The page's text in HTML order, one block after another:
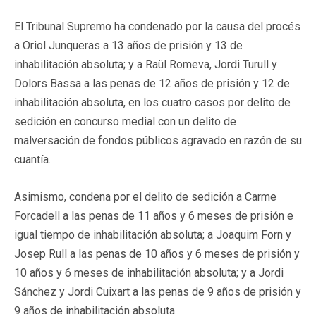
El Tribunal Supremo ha condenado por la causa del procés
a Oriol Junqueras a 13 años de prisión y 13 de
inhabilitación absoluta; y a Raül Romeva, Jordi Turull y
Dolors Bassa a las penas de 12 años de prisión y 12 de
inhabilitación absoluta, en los cuatro casos por delito de
sedición en concurso medial con un delito de
malversación de fondos públicos agravado en razón de su
cuantía.
Asimismo, condena por el delito de sedición a Carme
Forcadell a las penas de 11 años y 6 meses de prisión e
igual tiempo de inhabilitación absoluta; a Joaquim Forn y
Josep Rull a las penas de 10 años y 6 meses de prisión y
10 años y 6 meses de inhabilitación absoluta; y a Jordi
Sánchez y Jordi Cuixart a las penas de 9 años de prisión y
9 años de inhabilitación absoluta.